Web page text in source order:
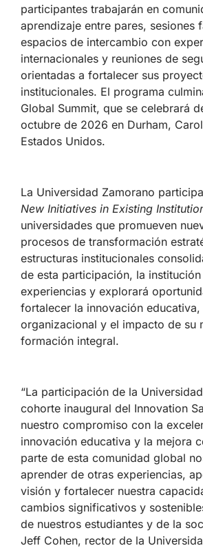
participantes trabajarán en
aprendizaje entre pares, sesiones
espacios de intercambio con
internacionales y reuniones de
orientadas a fortalecer sus
institucionales. El programa
Global Summit, que se celebrará
octubre de 2026 en Durham,
Estados Unidos.
La Universidad Zamorano
New Initiatives in Existing
universidades que promueven
procesos de transformación
estructuras institucionales
de esta participación, la
experiencias y explorará
fortalecer la innovación
organizacional y el impacto de su
formación integral.
“La participación de la
cohorte inaugural del Innovation
nuestro compromiso con la
innovación educativa y la mejora
parte de esta comunidad global
aprender de otras experiencias,
visión y fortalecer nuestra
cambios significativos y
de nuestros estudiantes y de la
Jeff Cohen, rector de la